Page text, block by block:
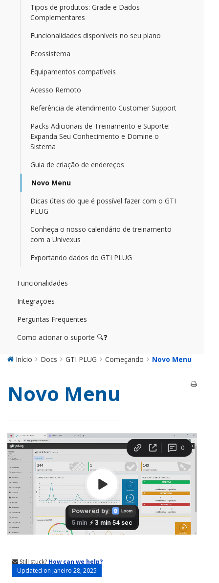
Tipos de produtos: Grade e Dados
Complementares
Funcionalidades disponíveis no seu plano
Ecossistema
Equipamentos compatíveis
Acesso Remoto
Referência de atendimento Customer Support
Packs Adicionais de Treinamento e Suporte:
Expanda Seu Conhecimento e Domine o
Sistema
Guia de criação de endereços
Novo Menu
Dicas úteis do que é possível fazer com o GTI
PLUG
Conheça o nosso calendário de treinamento
com a Univexus
Exportando dados do GTI PLUG
Funcionalidades
Integrações
Perguntas Frequentes
Como acionar o suporte 🔍❓
Início Docs GTI PLUG Começando Novo Menu
Novo Menu
Still stuck? How can we help?
Updated on janeiro 28, 2025